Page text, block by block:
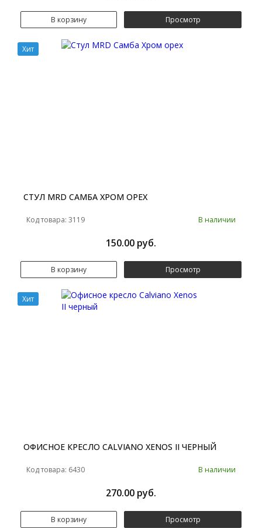
В корзину Просмотр
Хит
СТУЛ MRD САМБА ХРОМ ОРЕХ
Код товара: 3119 В наличии
150.00 руб.
В корзину Просмотр
Хит
ОФИСНОЕ КРЕСЛО CALVIANO XENOS II ЧЕРНЫЙ
Код товара: 6430 В наличии
270.00 руб.
В корзину Просмотр